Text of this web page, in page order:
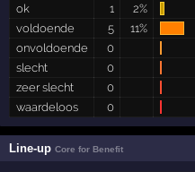
ok
1
2%
voldoende
5
11%
onvoldoende
0
slecht
0
zeer slecht
0
waardeloos
0
Line-upCore for Benefit